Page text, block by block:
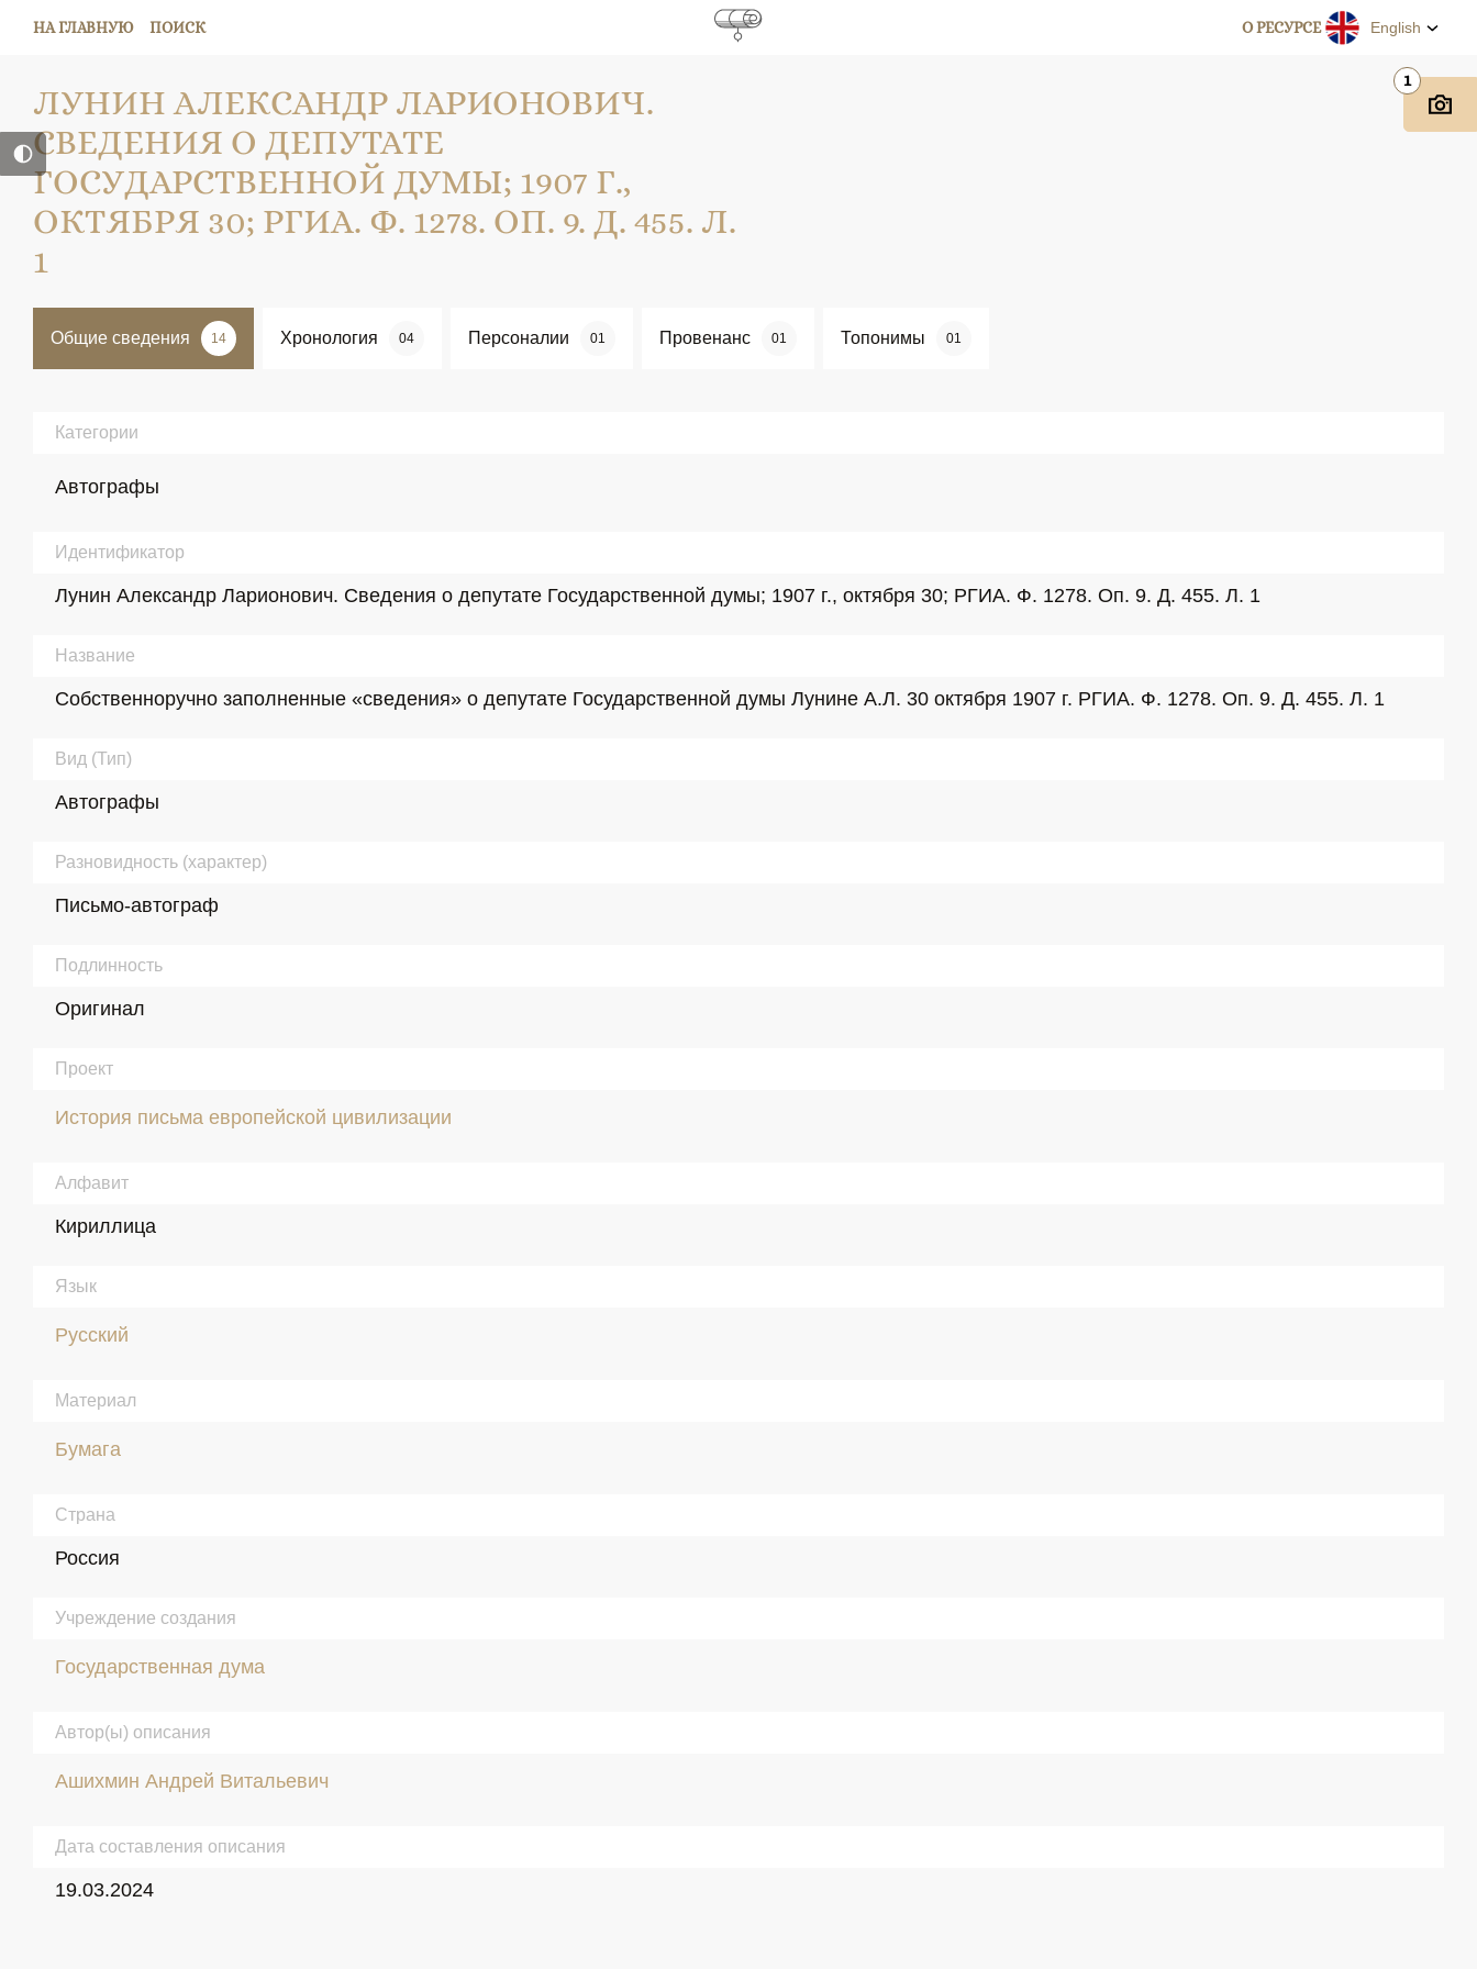
НА ГЛАВНУЮ ПОИСК О РЕСУРСЕ English
ЛУНИН АЛЕКСАНДР ЛАРИОНОВИЧ.
СВЕДЕНИЯ О ДЕПУТАТЕ
ГОСУДАРСТВЕННОЙ ДУМЫ; 1907 Г.,
ОКТЯБРЯ 30; РГИА. Ф. 1278. ОП. 9. Д. 455. Л.
1
Общие сведения 14 Хронология 04 Персоналии 01 Провенанс 01 Топонимы 01
Категории
Автографы
Идентификатор
Лунин Александр Ларионович. Сведения о депутате Государственной думы; 1907 г., октября 30; РГИА. Ф. 1278. Оп. 9. Д. 455. Л. 1
Название
Собственноручно заполненные «сведения» о депутате Государственной думы Лунине А.Л. 30 октября 1907 г. РГИА. Ф. 1278. Оп. 9. Д. 455. Л. 1
Вид (Тип)
Автографы
Разновидность (характер)
Письмо-автограф
Подлинность
Оригинал
Проект
История письма европейской цивилизации
Алфавит
Кириллица
Язык
Русский
Материал
Бумага
Страна
Россия
Учреждение создания
Государственная дума
Автор(ы) описания
Ашихмин Андрей Витальевич
Дата составления описания
19.03.2024
1